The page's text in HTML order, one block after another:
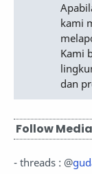
kami
Kami
dan
Follow
- threads : @